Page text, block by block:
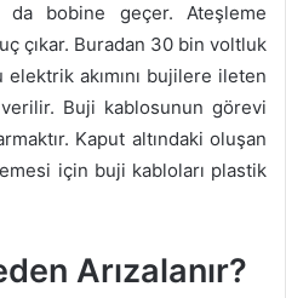
bobine geçer. Ateşleme
çıkar. Buradan 30 bin voltluk
akımını bujilere ileten
Buji kablosunun görevi
Kaput altındaki oluşan
için buji kabloları plastik
Arızalanır?